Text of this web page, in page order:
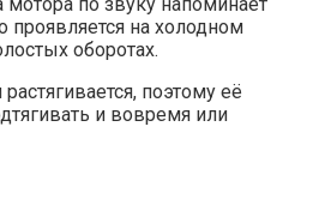
проявляется на холодном
оборотах.
поэтому её
и вовремя или